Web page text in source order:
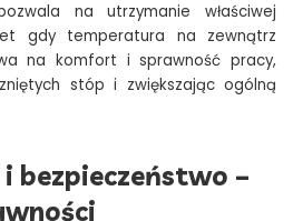
na utrzymanie właściwej
gdy temperatura na zewnątrz
na komfort i sprawność pracy,
stóp i zwiększając ogólną
bezpieczeństwo –